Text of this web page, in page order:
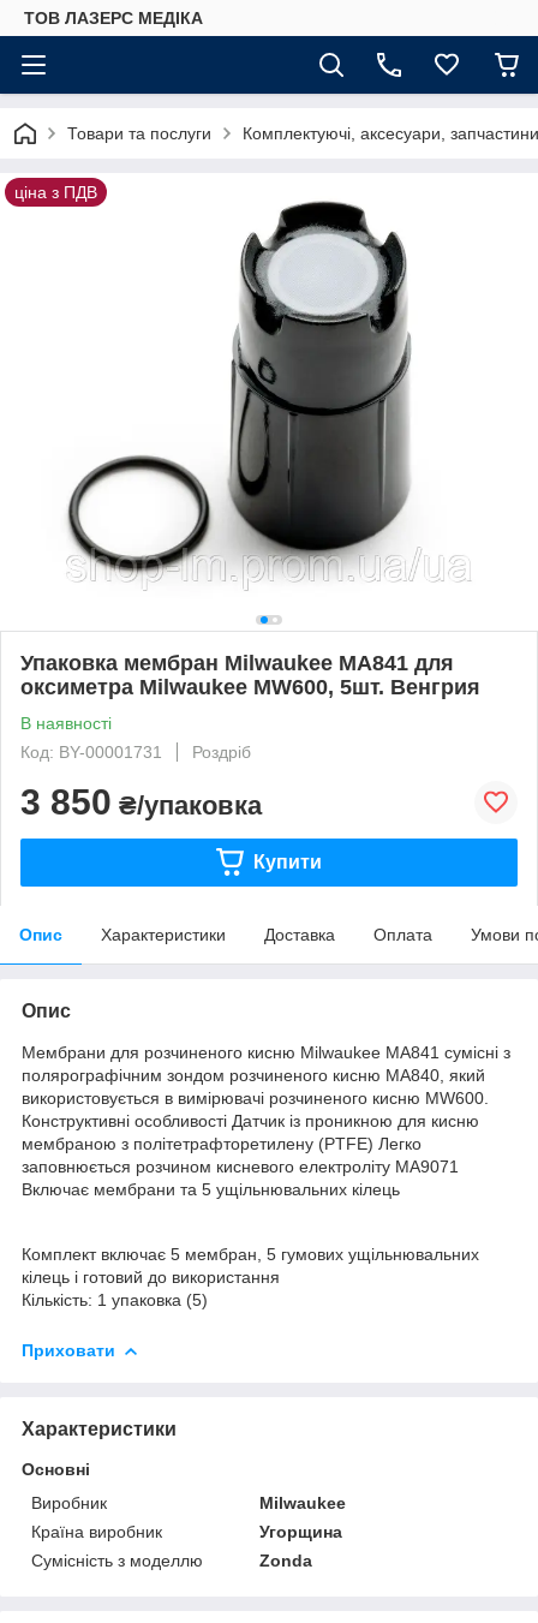
ТОВ ЛАЗЕРС МЕДІКА
Товари та послуги Комплектуючі, аксесуари,
ціна з ПДВ
Упаковка мембран Milwaukee MA841 для
оксиметра Milwaukee MW600, 5шт. Венгрия
В наявності
Код: BY-00001731
Роздріб
3 850 ₴/упаковка
Купити
Опис Характеристики Доставка Оплата Умови
Опис
Мембрани для розчиненого кисню Milwaukee MA841 сумісні з
полярографічним зондом розчиненого кисню MA840, який
використовується в вимірювачі розчиненого кисню MW600.
Конструктивні особливості Датчик із проникною для кисню
мембраною з політетрафторетилену (PTFE) Легко
заповнюється розчином кисневого електроліту MA9071
Включає мембрани та 5 ущільнювальних кілець
Комплект включає 5 мембран, 5 гумових ущільнювальних
кілець і готовий до використання
Кількість: 1 упаковка (5)
Приховати
Характеристики
Основні
Виробник
Milwaukee
Країна виробник
Угорщина
Сумісність з моделлю
Zonda